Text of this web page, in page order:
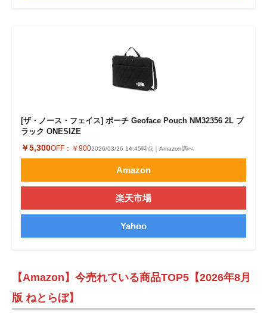
[ザ・ノース・フェイス] ポーチ Geoface Pouch NM32356 2L ブ
ラック ONESIZE
￥5,300OFF： ￥9002026/03/26 14:45時点｜Amazon調べ
Amazon
楽天市場
Yahoo
【Amazon】今売れている商品TOP5【2026年8月
版 ねとらぼ】